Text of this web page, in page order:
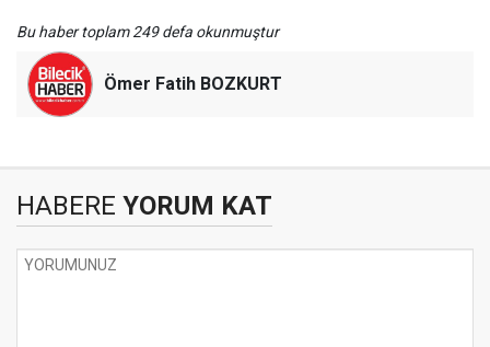
Bu haber toplam 249 defa okunmuştur
Ömer Fatih BOZKURT
HABERE YORUM KAT